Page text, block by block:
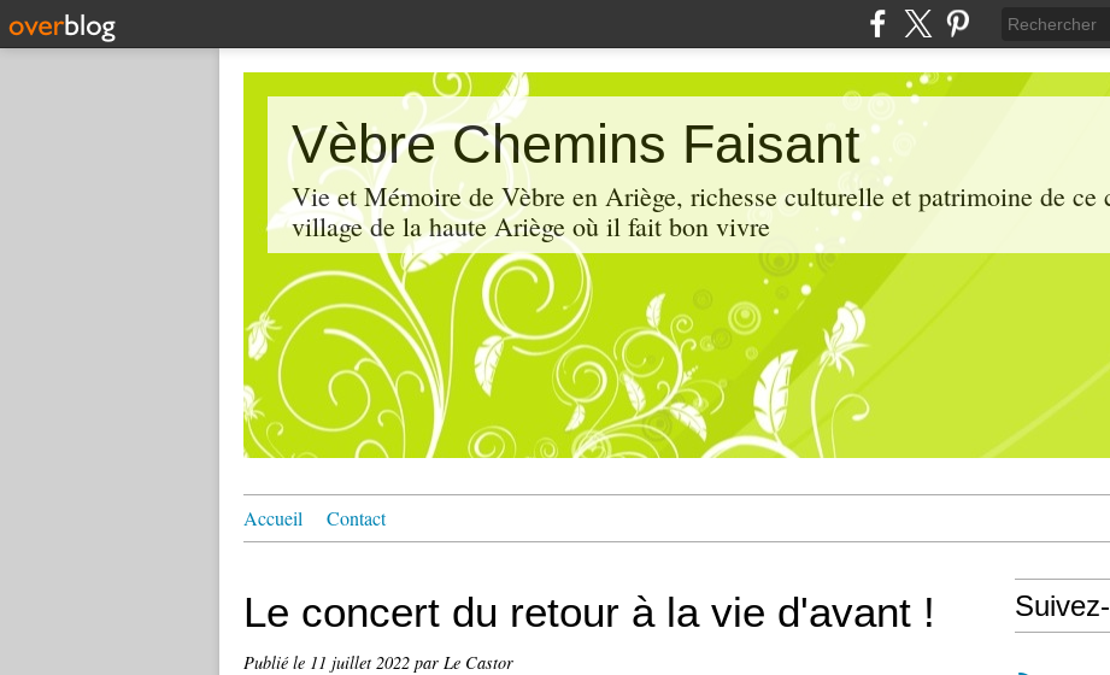
Vèbre Chemins Faisant
Vie et Mémoire de Vèbre en Ariège, richesse culturelle et patrimoine de ce
village de la haute Ariège où il fait bon vivre
Accueil Contact
Le concert du retour à la vie d'avant !
Publié le 11 juillet 2022 par Le Castor